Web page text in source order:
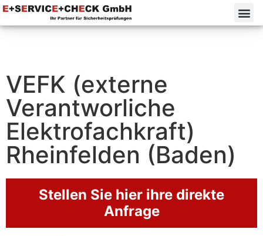
VEFK (externe
Verantworliche
Elektrofachkraft)
Rheinfelden (Baden)
Stellen Sie hier ihre direkte
Anfrage